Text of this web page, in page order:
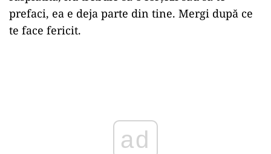
prefaci, ea e deja parte din tine. Mergi după ce
te face fericit.
ad